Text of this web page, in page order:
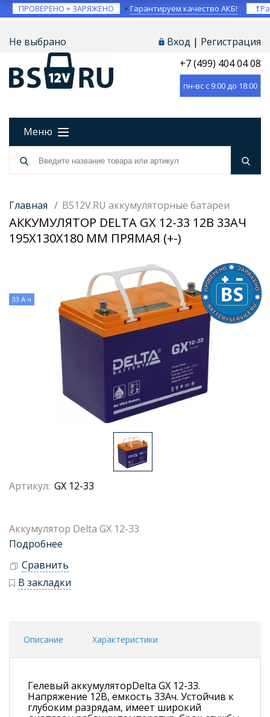
ПРОВЕРЕНО + ЗАРЯЖЕНО ⚡Гарантируем качество АКБ! ❗
Не выбрано Вход | Регистрация
+7 (499) 404 04 08
пн-вс с 9:00 до 18:00
Меню
Главная / BS12V.RU аккумуляторные батареи
АККУМУЛЯТОР DELTA GX 12-33 12В 33АЧ
195X130X180 ММ ПРЯМАЯ (+-)
33 А·ч
Артикул: GX 12-33
Аккумулятор Delta GX 12-33
Подробнее
Сравнить
В закладки
Описание Характеристики
Гелевый аккумуляторDelta GX 12-33.
Напряжение 12В, емкость 33Ач. Устойчив к
глубоким разрядам, имеет широкий